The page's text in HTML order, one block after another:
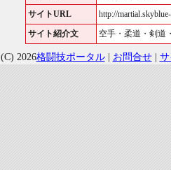
サイトURL http://
サイト紹介文 空手・柔道・剣道
(C) 2026格闘技ポータル| お問合せ|